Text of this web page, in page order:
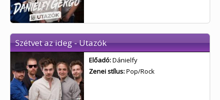
Szétvet az ideg - Utazók
Előadó:Dánielfy
Zenei stílus:Pop/Rock